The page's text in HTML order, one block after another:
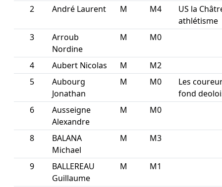
2
André Laurent M M4
US la
athlétisme
3
Arroub
Nordine
M M0
4 Aubert Nicolas M
M2
5
Aubourg
Jonathan
M M0
Les
fond
6
Ausseigne
Alexandre
M M0
8
BALANA
Michael
M M3
9
BALLEREAU
Guillaume
M M1